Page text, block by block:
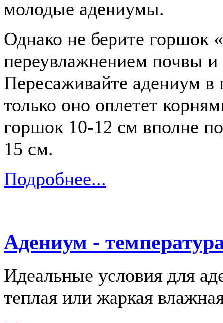
молодые адениумы.
Однако не берите горшок
переувлажнением почвы и
Пересаживайте адениум в
только оно оплетет
горшок 10-12 см вполне
15 см.
Подробнее...
Адениум -
Идеальные условия для
теплая или жаркая